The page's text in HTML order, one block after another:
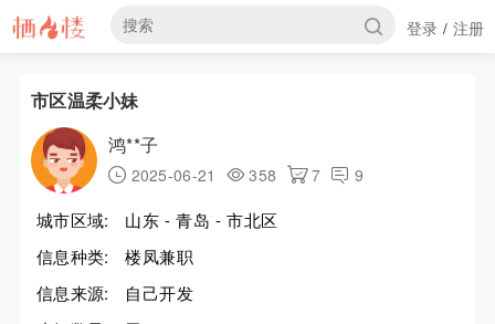
登录 / 注册
市区温柔小妹
鸿**子
2025-06-21 358 7 9
城市区域:
山东 - 青岛 - 市北区
信息种类:
楼凤兼职
信息来源:
自己开发